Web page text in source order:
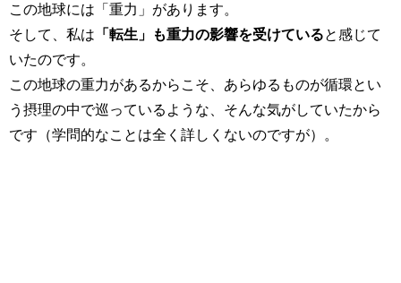
この地球には「重力」があります。
そして、私は 「転生」も重力の影響を受けている と感じて
いたのです。
この地球の重力があるからこそ、あらゆるものが循環とい
う摂理の中で巡っているような、そんな気がしていたから
です（学問的なことは全く詳しくないのですが）。